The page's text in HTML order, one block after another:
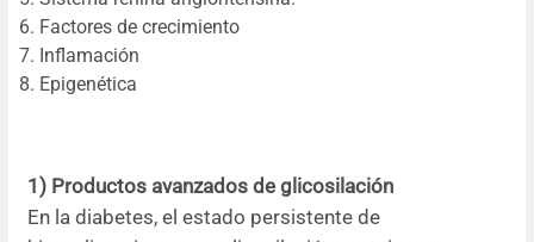
Factores de crecimiento
Inflamación
Epigenética
1) Productos avanzados de glicosilación
En la diabetes, el estado persistente de